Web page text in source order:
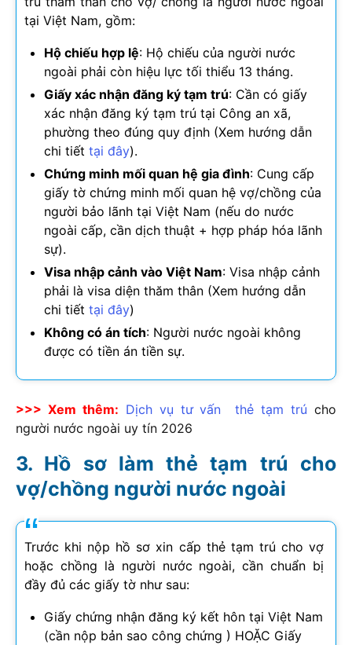
tại Việt Nam, gồm:
Hộ chiếu hợp lệ: Hộ chiếu của người nước
ngoài phải còn hiệu lực tối thiểu 13 tháng.
Giấy xác nhận đăng ký tạm trú: Cần có giấy
xác nhận đăng ký tạm trú tại Công an xã,
phường theo đúng quy định (Xem hướng dẫn
chi tiết tại đây).
Chứng minh mối quan hệ gia đình: Cung cấp
giấy tờ chứng minh mối quan hệ vợ/chồng của
người bảo lãnh tại Việt Nam (nếu do nước
ngoài cấp, cần dịch thuật + hợp pháp hóa lãnh
sự).
Visa nhập cảnh vào Việt Nam: Visa nhập cảnh
phải là visa diện thăm thân (Xem hướng dẫn
chi tiết tại đây)
Không có án tích: Người nước ngoài không
được có tiền án tiền sự.
>>> Xem thêm: Dịch vụ tư vấn thẻ tạm trú cho
người nước ngoài uy tín 2026
Hồ sơ làm thẻ tạm trú cho
vợ/chồng người nước ngoài
Trước khi nộp hồ sơ xin cấp thẻ tạm trú cho vợ
hoặc chồng là người nước ngoài, cần chuẩn bị
đầy đủ các giấy tờ như sau:
Giấy chứng nhận đăng ký kết hôn tại Việt Nam
(cần nộp bản sao công chứng ) HOẶC Giấy